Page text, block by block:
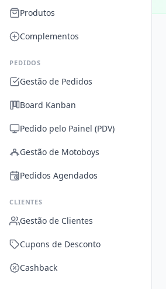
Produtos
Complementos
PEDIDOS
Gestão de Pedidos
Board Kanban
Pedido pelo Painel (PDV)
Gestão de Motoboys
Pedidos Agendados
CLIENTES
Gestão de Clientes
Cupons de Desconto
Cashback